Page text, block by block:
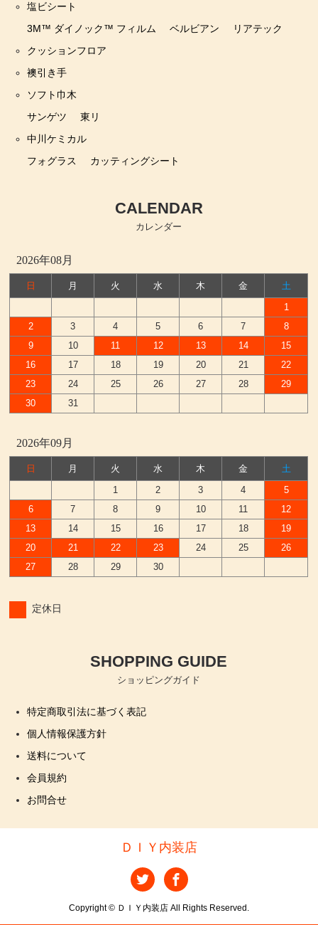
塩ビシート
3M™ ダイノック™ フィルム
ベルビアン
リアテック
クッションフロア
襖引き手
ソフト巾木
サンゲツ
東リ
中川ケミカル
フォグラス
カッティングシート
CALENDAR
カレンダー
2026年08月
日 月 火 水 木 金
土
1
2
3 4 5 6 7
8
9
10 11 12 13 14
15
16
17 18 19 20 21
22
23
24 25 26 27 28
29
30
31
2026年09月
日 月 火 水 木 金
土
1
2 3 4
5
6
7 8 9 10 11
12
13
14 15 16 17 18
19
20
21 22 23 24 25
26
27
28 29 30
定休日
SHOPPING GUIDE
ショッピングガイド
特定商取引法に基づく表記
個人情報保護方針
送料について
会員規約
お問合せ
ＤＩＹ内装店
Copyright © ＤＩＹ内装店 All Rights Reserved.